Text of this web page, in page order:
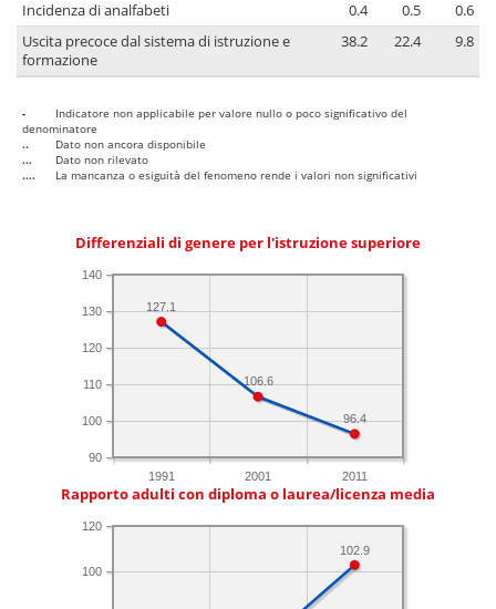
Incidenza di analfabeti 0.4 0.5
0.6
Uscita precoce dal sistema di istruzione e
formazione
38.2 22.4 9.8
-
Indicatore non applicabile per valore nullo o poco significativo del
denominatore
..
Dato non ancora disponibile
...
Dato non rilevato
....
La mancanza o esiguità del fenomeno rende i valori non significativi
Differenziali di genere per l'istruzione superiore
1991 2001 2011
90
100
110
120
130
140
96.4
106.6
127.1
Rapporto adulti con diploma o laurea/licenza media
100
120
102.9